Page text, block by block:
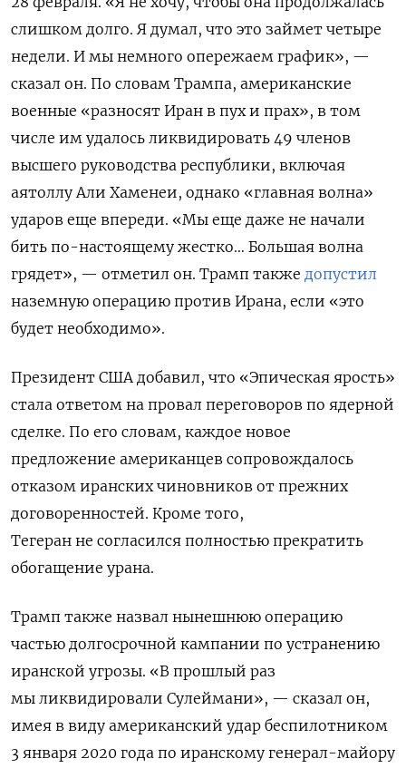
слишком долго. Я думал, что это займет четыре
недели. И мы немного опережаем график», —
сказал он. По словам Трампа, американские
военные «разносят Иран в пух и прах», в том
числе им удалось ликвидировать 49 членов
высшего руководства республики, включая
аятоллу Али Хаменеи, однако «главная волна»
ударов еще впереди. «Мы еще даже не начали
бить по-настоящему жестко… Большая волна
грядет», — отметил он. Трамп также допустил
наземную операцию против Ирана, если «это
будет необходимо».
Президент США добавил, что «Эпическая ярость»
стала ответом на провал переговоров по ядерной
сделке. По его словам, каждое новое
предложение американцев сопровождалось
отказом иранских чиновников от прежних
договоренностей. Кроме того,
Тегеран не согласился полностью прекратить
обогащение урана.
Трамп также назвал нынешнюю операцию
частью долгосрочной кампании по устранению
иранской угрозы. «В прошлый раз
мы ликвидировали Сулеймани», — сказал он,
имея в виду американский удар беспилотником
3 января 2020 года по иранскому генерал-майору